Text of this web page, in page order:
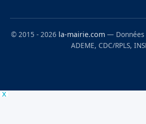
© 2015 - 2026 la-mairie.com — Données
ADEME, CDC/RPLS,
x